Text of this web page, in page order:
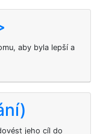
aby byla lepší a
jeho cíl do